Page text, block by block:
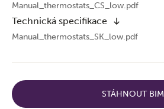
Manual_thermostats_CS_low.pdf
Technická specifikace
Manual_thermostats_SK_low.pdf
STÁHNOUT BIM